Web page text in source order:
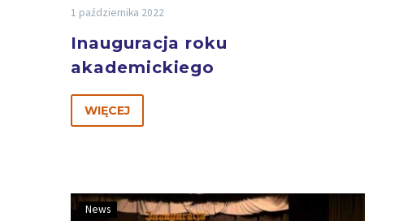
1 października 2022
Inauguracja roku
akademickiego
WIĘCEJ
News